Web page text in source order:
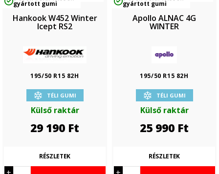
gyártott gumi
Hankook W452 Winter
Icept RS2
195/50 R15 82H
TÉLI GUMI
Külső raktár
29 190 Ft
RÉSZLETEK
gyártott gumi
Apollo ALNAC 4G
WINTER
195/50 R15 82H
TÉLI GUMI
Külső raktár
25 990 Ft
RÉSZLETEK